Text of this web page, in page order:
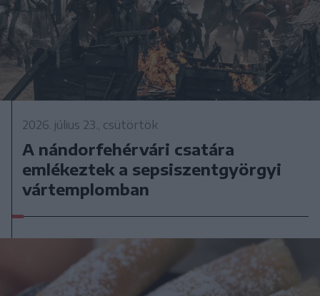
2026. július 23., csütörtök
A nándorfehérvári csatára
emlékeztek a sepsiszentgyörgyi
vártemplomban